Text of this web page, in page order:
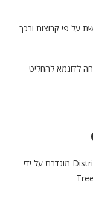
על פי קבוצות ובכך
לדוגמא להחליט
כל קבוצה, לא משנה אם היא Security או Distribution מוגדרת על ידי